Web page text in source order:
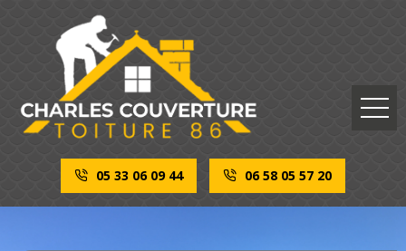
05 33 06 09 44 06 58 05 57 20